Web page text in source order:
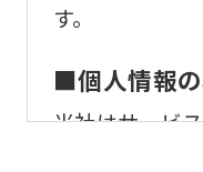
す。
■個人情報
当社はサービ